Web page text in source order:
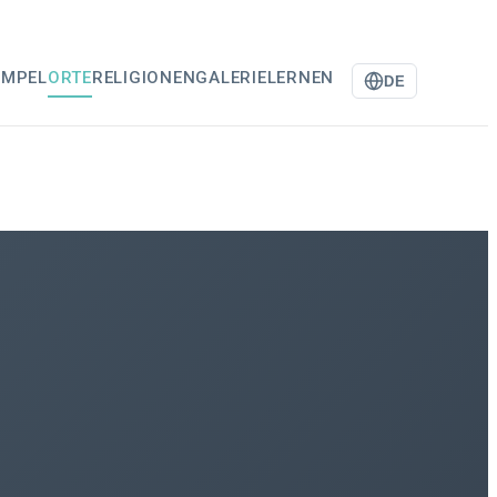
ORTERELIGIONENGALERIELERNEN DE